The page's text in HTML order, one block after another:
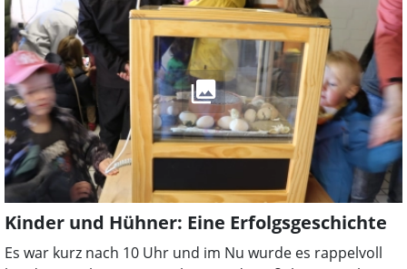
Kinder und Hühner: Eine Erfolgsgeschichte
Es war kurz nach 10 Uhr und im Nu wurde es rappelvoll